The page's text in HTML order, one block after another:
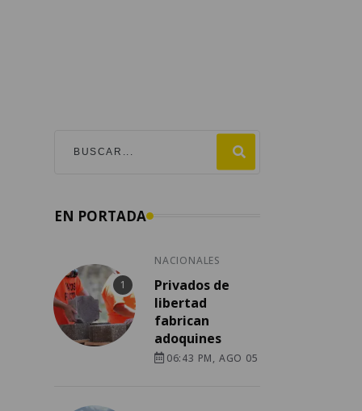
EN PORTADA
NACIONALES
Privados de
libertad
fabrican
adoquines
06:43 PM, AGO 05